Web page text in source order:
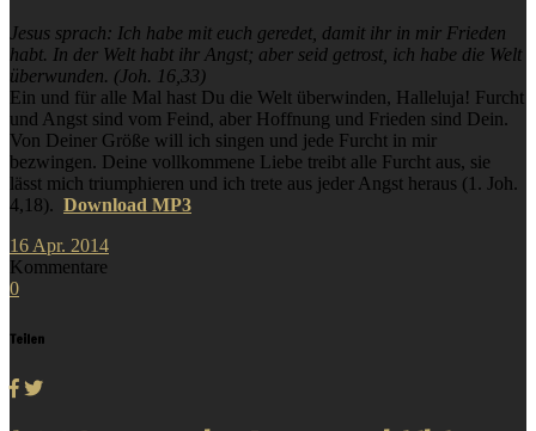
Jesus sprach: Ich habe mit euch geredet, damit ihr in mir Frieden
habt. In der Welt habt ihr Angst; aber seid getrost, ich habe die Welt
überwunden. (Joh. 16,33)
Ein und für alle Mal hast Du die Welt überwinden, Halleluja! Furcht
und Angst sind vom Feind, aber Hoffnung und Frieden sind Dein.
Von Deiner Größe will ich singen und jede Furcht in mir
bezwingen. Deine vollkommene Liebe treibt alle Furcht aus, sie
lässt mich triumphieren und ich trete aus jeder Angst heraus (1. Joh.
4,18). Download MP3
16 Apr. 2014
Kommentare
0
Teilen